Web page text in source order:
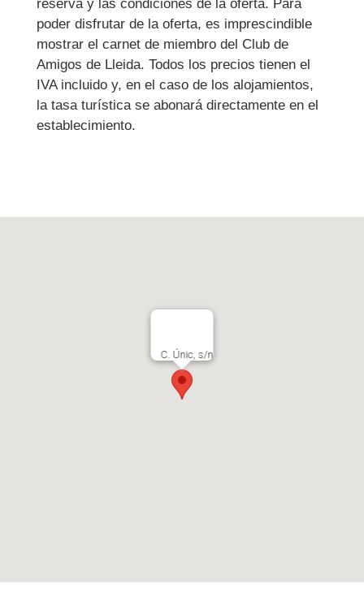
reserva y las condiciones de la oferta. Para
poder disfrutar de la oferta, es imprescindible
mostrar el carnet de miembro del Club de
Amigos de Lleida. Todos los precios tienen el
IVA incluido y, en el caso de los alojamientos,
la tasa turística se abonará directamente en el
establecimiento.
C. Únic, s/n